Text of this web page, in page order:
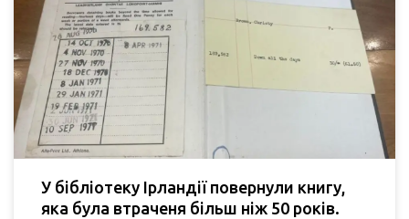
У бібліотеку Ірландії повернули книгу,
яка була втраченя більш ніж 50 років.